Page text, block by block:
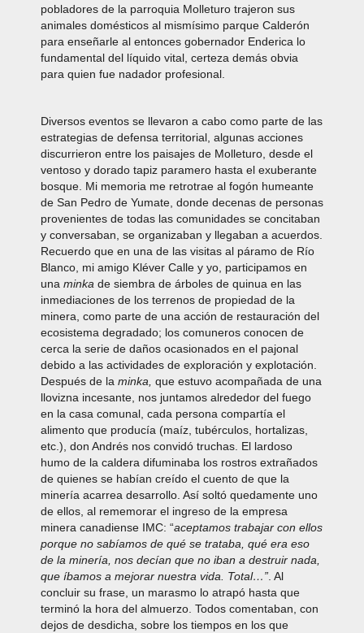
pobladores de la parroquia Molleturo trajeron sus
animales domésticos al mismísimo parque Calderón
para enseñarle al entonces gobernador Enderica lo
fundamental del líquido vital, certeza demás obvia
para quien fue nadador profesional.
Diversos eventos se llevaron a cabo como parte de las
estrategias de defensa territorial, algunas acciones
discurrieron entre los paisajes de Molleturo, desde el
ventoso y dorado tapiz paramero hasta el exuberante
bosque. Mi memoria me retrotrae al fogón humeante
de San Pedro de Yumate, donde decenas de personas
provenientes de todas las comunidades se concitaban
y conversaban, se organizaban y llegaban a acuerdos.
Recuerdo que en una de las visitas al páramo de Río
Blanco, mi amigo Kléver Calle y yo, participamos en
una minka de siembra de árboles de quinua en las
inmediaciones de los terrenos de propiedad de la
minera, como parte de una acción de restauración del
ecosistema degradado; los comuneros conocen de
cerca la serie de daños ocasionados en el pajonal
debido a las actividades de exploración y explotación.
Después de la minka, que estuvo acompañada de una
llovizna incesante, nos juntamos alrededor del fuego
en la casa comunal, cada persona compartía el
alimento que producía (maíz, tubérculos, hortalizas,
etc.), don Andrés nos convidó truchas. El lardoso
humo de la caldera difuminaba los rostros extrañados
de quienes se habían creído el cuento de que la
minería acarrea desarrollo. Así soltó quedamente uno
de ellos, al rememorar el ingreso de la empresa
minera canadiense IMC: “aceptamos trabajar con ellos
porque no sabíamos de qué se trataba, qué era eso
de la minería, nos decían que no iban a destruir nada,
que íbamos a mejorar nuestra vida. Total…”. Al
concluir su frase, un marasmo lo atrapó hasta que
terminó la hora del almuerzo. Todos comentaban, con
dejos de desdicha, sobre los tiempos en los que